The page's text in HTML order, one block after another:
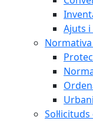
Ajuts